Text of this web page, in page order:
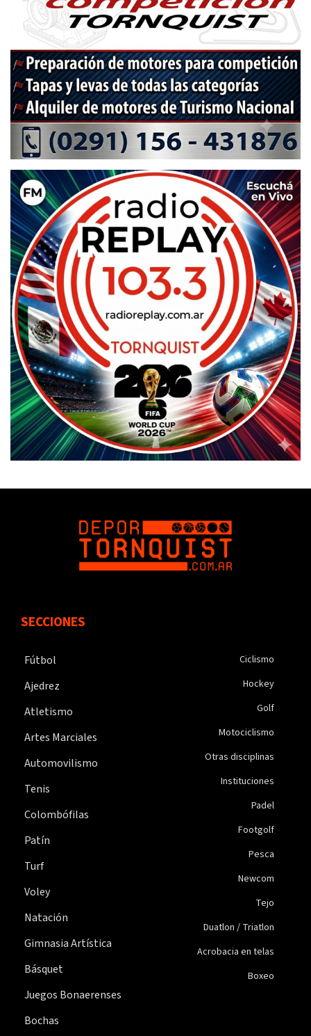
SECCIONES
Fútbol
Ajedrez
Atletismo
Artes Marciales
Automovilismo
Tenis
Colombófilas
Patín
Turf
Voley
Natación
Gimnasia Artística
Básquet
Juegos Bonaerenses
Bochas
Ciclismo
Hockey
Golf
Motociclismo
Otras disciplinas
Instituciones
Padel
Footgolf
Pesca
Newcom
Tejo
Duatlon / Triatlon
Acrobacia en telas
Boxeo